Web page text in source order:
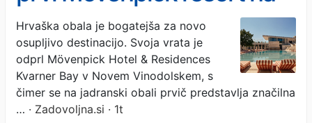
hrvaški obali
Hrvaška obala je bogatejša za novo
osupljivo destinacijo. Svoja vrata je
odprl Mövenpick Hotel & Residences
Kvarner Bay v Novem Vinodolskem, s
čimer se na jadranski obali prvič predstavlja značilna
… · Zadovoljna.si · 1t